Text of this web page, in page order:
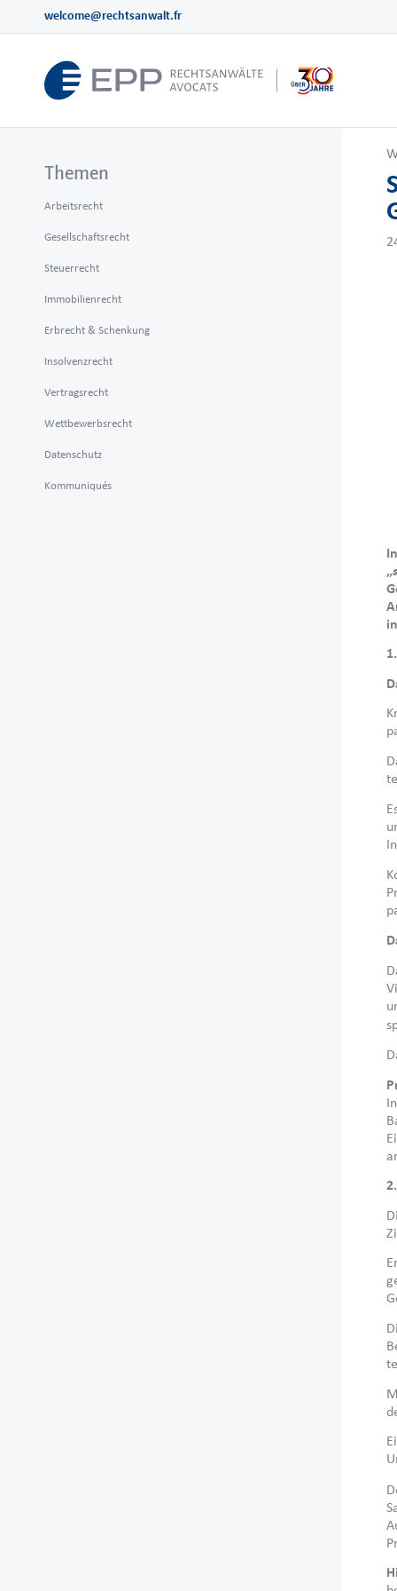
welcome@rechtsanwalt.fr
„
Themen
Arbeitsrecht
Gesellschaftsrecht
Steuerrecht
Immobilienrecht
Erbrecht & Schenkung
Insolvenzrecht
Vertragsrecht
Wettbewerbsrecht
Datenschutz
Kommuniqués